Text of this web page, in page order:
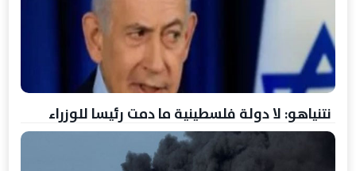
نتنياهو: لا دولة فلسطينية ما دمت رئيسا للوزراء